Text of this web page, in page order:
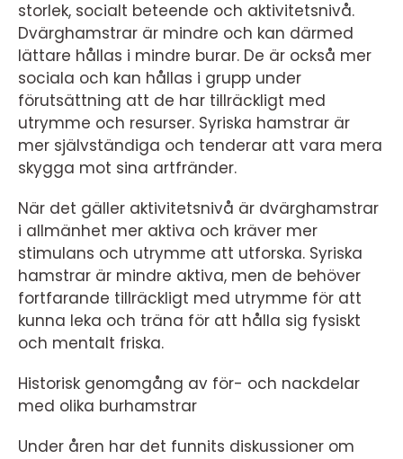
storlek, socialt beteende och aktivitetsnivå.
Dvärghamstrar är mindre och kan därmed
lättare hållas i mindre burar. De är också mer
sociala och kan hållas i grupp under
förutsättning att de har tillräckligt med
utrymme och resurser. Syriska hamstrar är
mer självständiga och tenderar att vara mera
skygga mot sina artfränder.
När det gäller aktivitetsnivå är dvärghamstrar
i allmänhet mer aktiva och kräver mer
stimulans och utrymme att utforska. Syriska
hamstrar är mindre aktiva, men de behöver
fortfarande tillräckligt med utrymme för att
kunna leka och träna för att hålla sig fysiskt
och mentalt friska.
Historisk genomgång av för- och nackdelar
med olika burhamstrar
Under åren har det funnits diskussioner om